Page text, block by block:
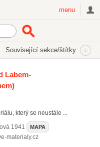
menu
Související sekce/štítky
Labem-
který se neustále ...
1941 MAPA
materialy.cz